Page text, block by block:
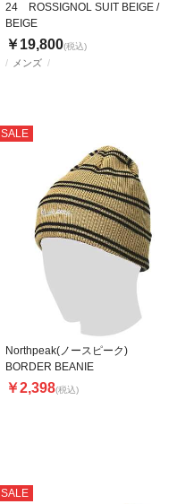
メンズ
24 ROSSIGNOL SUIT BEIGE /
BEIGE
￥19,800(税込)
SALE
Northpeak(ノースピーク)
BORDER BEANIE
￥2,398(税込)
SALE